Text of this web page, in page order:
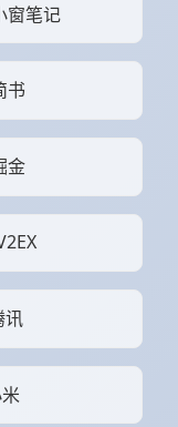
窗笔记
书
金
讯